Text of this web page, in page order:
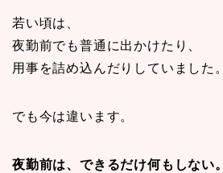
若い頃は、
夜勤前でも普通に出かけたり、
用事を詰め込んだりしていました。
でも今は違います。
夜勤前は、できるだけ何もしない。